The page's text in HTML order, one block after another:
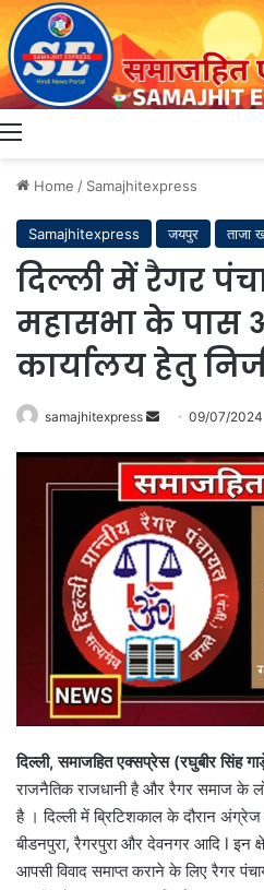
Menu
Home / Samajhitexpress
Samajhitexpress जयपुर ताजा
दिल्ली में रैगर
महासभा के पास
कार्यालय हेतु
samajhitexpress
Send
email
09/07/2024
दिल्ली,समाजहित एक्सप्रेस (रघुबीर सिंह
राजनैतिक राजधानी है और रैगर समाज के
है । दिल्ली में ब्रिटिशकाल के दौरान
बीडनपुरा, रैगरपुरा और देवनगर आदि l इन
आपसी विवाद समाप्त कराने के लिए रैगर